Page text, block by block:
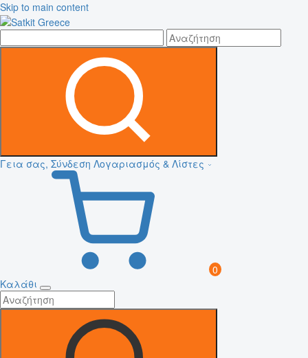
Skip to main content
Γεια σας, Σύνδεση Λογαριασμός & Λίστες
0
Καλάθι